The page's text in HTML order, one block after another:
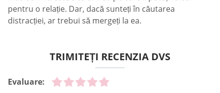
pentru o relație. Dar, dacă sunteți în căutarea
distracției, ar trebui să mergeți la ea.
TRIMITEȚI RECENZIA DVS
Evaluare: